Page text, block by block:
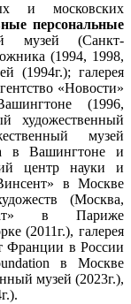
и московских
персональные
музей (Санкт-
(1994, 1998,
(1994г.); галерея
«Новости»
(1996,
художественный
музей
в Вашингтоне и
центр науки и
в Москве
(Москва,
в Париже
(2011г.), галерея
Франции в России
в Москве
музей (2023г.),